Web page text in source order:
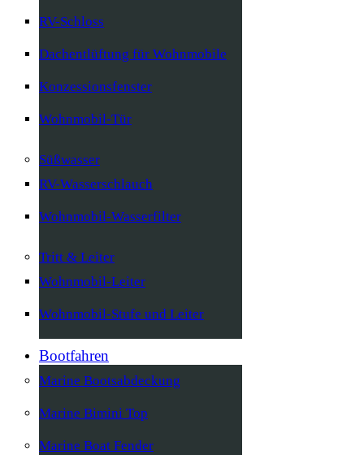
RV-Schloss
Dachentlüftung für Wohnmobile
Konzessionsfenster
Wohnmobil-Tür
Süßwasser
RV-Wasserschlauch
Wohnmobil-Wasserfilter
Tritt & Leiter
Wohnmobil-Leiter
Wohnmobil-Stufe und Leiter
Bootfahren
Marine Bootsabdeckung
Marine Bimini Top
Marine Boat Fender